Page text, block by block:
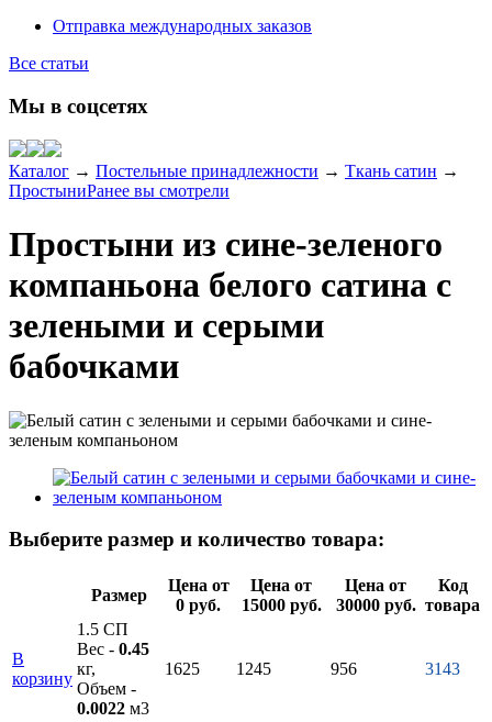
Отправка международных заказов
Все статьи
Мы в соцсетях
Каталог → Постельные принадлежности → Ткань сатин →
ПростыниРанее вы смотрели
Простыни из сине-зеленого
компаньона белого сатина с
зелеными и серыми
бабочками
Выберите размер и количество товара:
Размер
Цена от
0 руб.
Цена от
15000 руб.
Цена от
30000 руб.
Код
товара
В
корзину
1.5 СП
Вес - 0.45
кг,
Объем -
0.0022 м3
1625 1245 956 3143